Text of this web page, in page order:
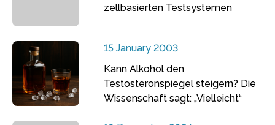
zellbasierten Testsystemen
15 January 2003
Kann Alkohol den
Testosteronspiegel steigern? Die
Wissenschaft sagt: „Vielleicht“